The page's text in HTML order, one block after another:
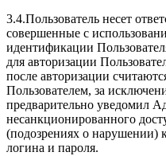
3.4.Пользователь несет
совершенные с
идентификации
для авторизации
после авторизации
Пользователем, за
предварительно уведомил
несанкционированного
(подозрениях о нарушении)
логина и пароля.